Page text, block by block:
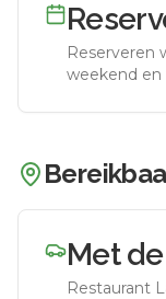
Reserveren
weekend en
Met
Restaurant